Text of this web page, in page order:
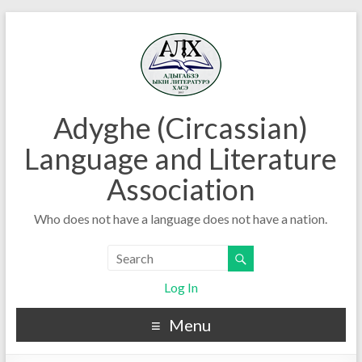
Adyghe (Circassian)
Language and Literature
Association
Who does not have a language does not have a nation.
Log In
Menu